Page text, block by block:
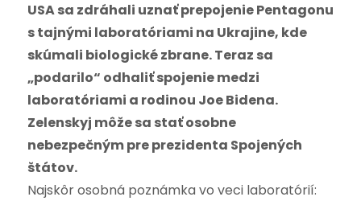
USA sa zdráhali uznať prepojenie Pentagonu
s tajnými laboratóriami na Ukrajine, kde
skúmali biologické zbrane. Teraz sa
„podarilo“ odhaliť spojenie medzi
laboratóriami a rodinou Joe Bidena.
Zelenskyj môže sa stať osobne
nebezpečným pre prezidenta Spojených
štátov.
Najskôr osobná poznámka vo veci laboratórií: